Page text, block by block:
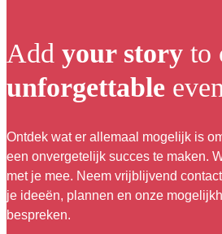
Add your story to
unforgettable
Ontdek wat er allemaal mogelijk is
een onvergetelijk succes te maken.
met je mee. Neem vrijblijvend
je ideeën, plannen en onze
bespreken.